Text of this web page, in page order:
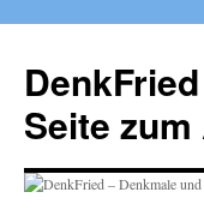
springen
Seite